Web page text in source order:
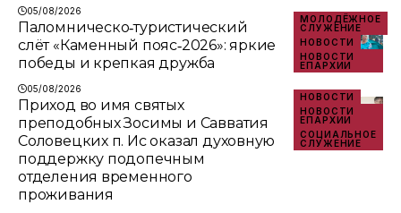
05/08/2026
МОЛОДЁЖНОЕ
СЛУЖЕНИЕ
НОВОСТИ
НОВОСТИ
ЕПАРХИИ
Паломническо‑туристический
слёт «Каменный пояс‑2026»: яркие
победы и крепкая дружба
05/08/2026
НОВОСТИ
НОВОСТИ
ЕПАРХИИ
СОЦИАЛЬНОЕ
СЛУЖЕНИЕ
Приход во имя святых
преподобных Зосимы и Савватия
Соловецких п. Ис оказал духовную
поддержку подопечным
отделения временного
проживания